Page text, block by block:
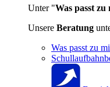
Unter "Was passt zu
Unsere Beratung
Was passt zu